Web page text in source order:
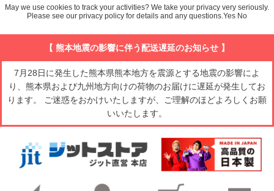
【 熊本地震の影響に伴う配送遅延のお知らせ 】
7月28日に発生した熊本県熊本地方を震源とする地震の影響によ
り、熊本県および九州地方向けの荷物のお届けに遅延が発生してお
ります。 ご迷惑をおかけいたしますが、ご理解のほどよろしくお願
いいたします。
May we use cookies to track your activities? We take your privacy very seriously.
Please see our privacy policy for details and any questions.Yes No